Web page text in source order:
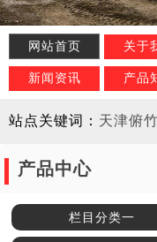
网站首页 关于
新闻资讯 产品
站点关键词： 天津俯
产品中心
栏目分类一